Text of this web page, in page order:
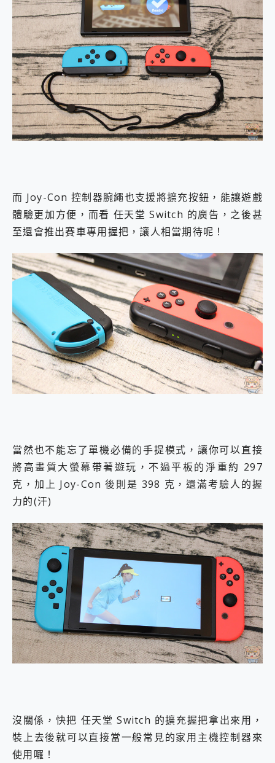
而 Joy-Con 控制器腕繩也支援將擴充按鈕，能讓遊戲
體驗更加方便，而看 任天堂 Switch 的廣告，之後甚
至還會推出賽車專用握把，讓人相當期待呢！
當然也不能忘了單機必備的手提模式，讓你可以直接
將高畫質大螢幕帶著遊玩，不過平板的淨重約 297
克，加上 Joy-Con 後則是 398 克，還滿考驗人的握
力的(汗)
沒關係，快把 任天堂 Switch 的擴充握把拿出來用，
裝上去後就可以直接當一般常見的家用主機控制器來
使用囉！